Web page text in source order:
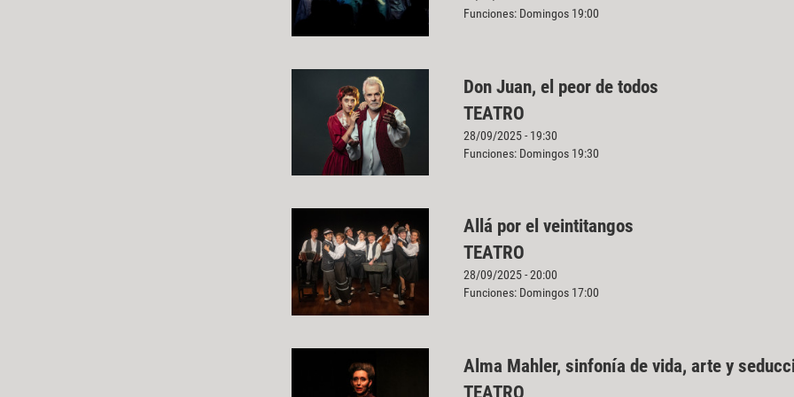
Funciones: Domingos 19:00
Don Juan, el peor de todos
TEATRO
28/09/2025 - 19:30
Funciones: Domingos 19:30
Allá por el veintitangos
TEATRO
28/09/2025 - 20:00
Funciones: Domingos 17:00
Alma Mahler, sinfonía de vida, arte y
TEATRO